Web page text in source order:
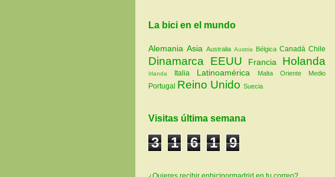
La bici en el mundo
Alemania Asia Australia Austria Bélgica Canadá Chile
Dinamarca EEUU Francia Holanda
Irlanda Italia Latinoamérica Malta Oriente Medio
Portugal Reino Unido Suecia
Visitas última semana
3 1 6 1 9